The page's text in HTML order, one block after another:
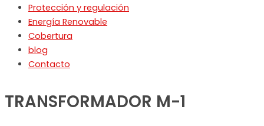
Protección y regulación
Energía Renovable
Cobertura
blog
Contacto
TRANSFORMADOR M-1